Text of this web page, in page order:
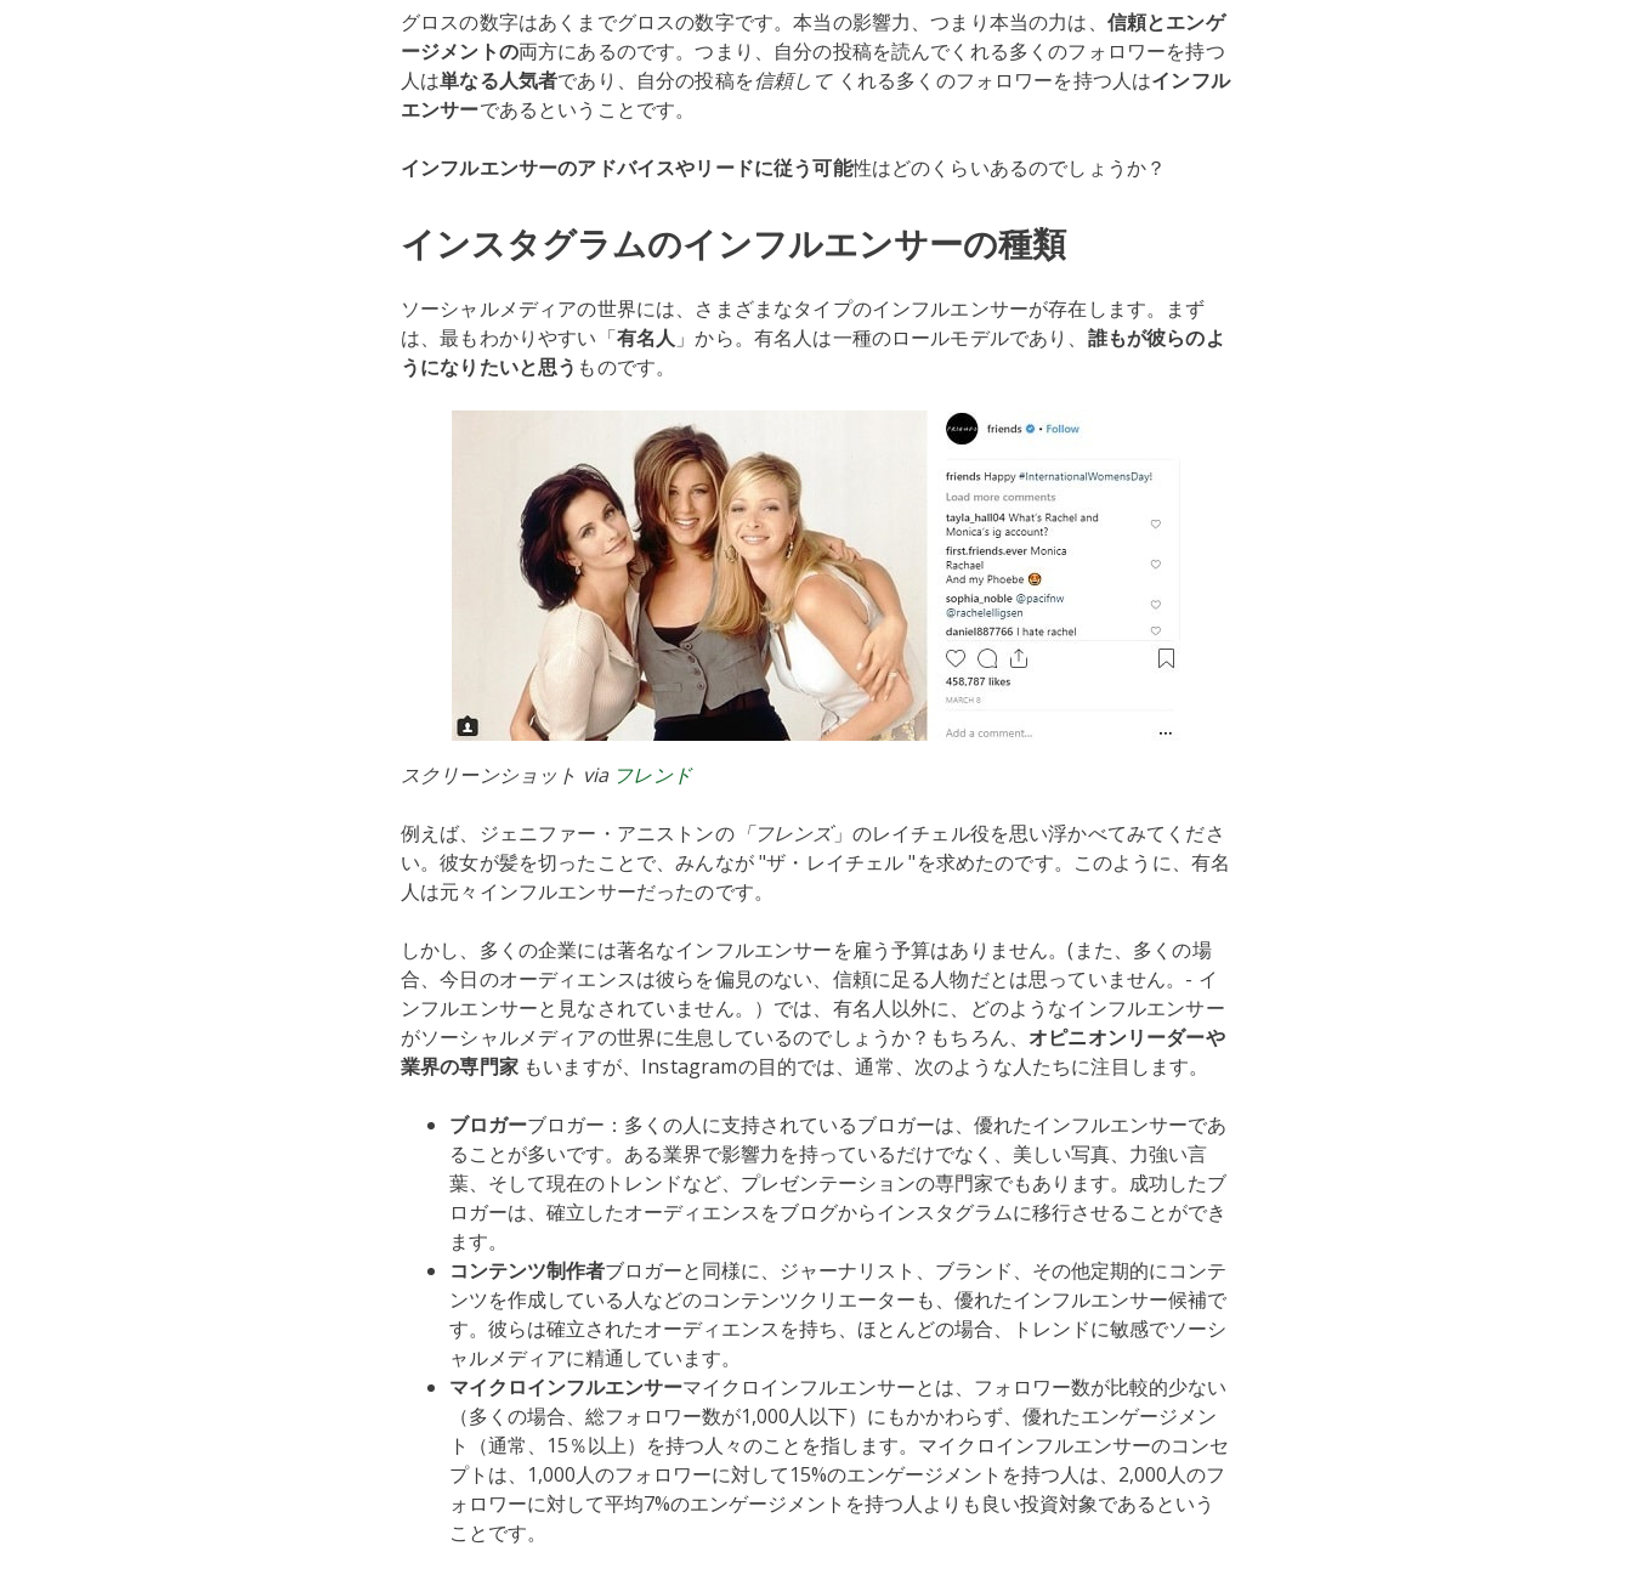
グロスの数字はあくまでグロスの数字です。本当の影響力、つまり本当の力は、 信頼とエンゲ
ージメントの両方にあるのです。つまり、自分の投稿を読んでくれる多くのフォロワーを持つ
人は単なる人気者であり、自分の投稿を信頼して くれる多くのフォロワーを持つ人はインフル
エンサーであるということです。
インフルエンサーのアドバイスやリードに従う可能性はどのくらいあるのでしょうか？
インスタグラムのインフルエンサーの種類
ソーシャルメディアの世界には、さまざまなタイプのインフルエンサーが存在します。まず
は、最もわかりやすい「有名人 」から。有名人は一種のロールモデルであり、 誰もが彼らのよ
うになりたいと思う ものです。
スクリーンショット via フレンド
例えば、ジェニファー・アニストンの「フレンズ」のレイチェル役を思い浮かべてみてくださ
い。彼女が髪を切ったことで、みんなが "ザ・レイチェル "を求めたのです。このように、有名
人は元々インフルエンサーだったのです。
しかし、多くの企業には著名なインフルエンサーを雇う予算はありません。(また、多くの場
合、今日のオーディエンスは彼らを偏見のない、信頼に足る人物だとは思っていません。- イ
ンフルエンサーと見なされていません。）では、有名人以外に、どのようなインフルエンサー
がソーシャルメディアの世界に生息しているのでしょうか？もちろん、 オピニオンリーダーや
業界の専門家 もいますが、Instagramの目的では、通常、次のような人たちに注目します。
ブロガーブロガー：多くの人に支持されているブロガーは、優れたインフルエンサーであ
ることが多いです。ある業界で影響力を持っているだけでなく、美しい写真、力強い言
葉、そして現在のトレンドなど、プレゼンテーションの専門家でもあります。成功したブ
ロガーは、確立したオーディエンスをブログからインスタグラムに移行させることができ
ます。
コンテンツ制作者ブロガーと同様に、ジャーナリスト、ブランド、その他定期的にコンテ
ンツを作成している人などのコンテンツクリエーターも、優れたインフルエンサー候補で
す。彼らは確立されたオーディエンスを持ち、ほとんどの場合、トレンドに敏感でソーシ
ャルメディアに精通しています。
マイクロインフルエンサーマイクロインフルエンサーとは、フォロワー数が比較的少ない
（多くの場合、総フォロワー数が1,000人以下）にもかかわらず、優れたエンゲージメン
ト（通常、15％以上）を持つ人々のことを指します。マイクロインフルエンサーのコンセ
プトは、1,000人のフォロワーに対して15%のエンゲージメントを持つ人は、2,000人のフ
ォロワーに対して平均7%のエンゲージメントを持つ人よりも良い投資対象であるという
ことです。